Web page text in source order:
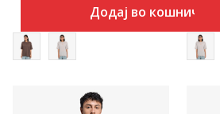
Додај во кошничка